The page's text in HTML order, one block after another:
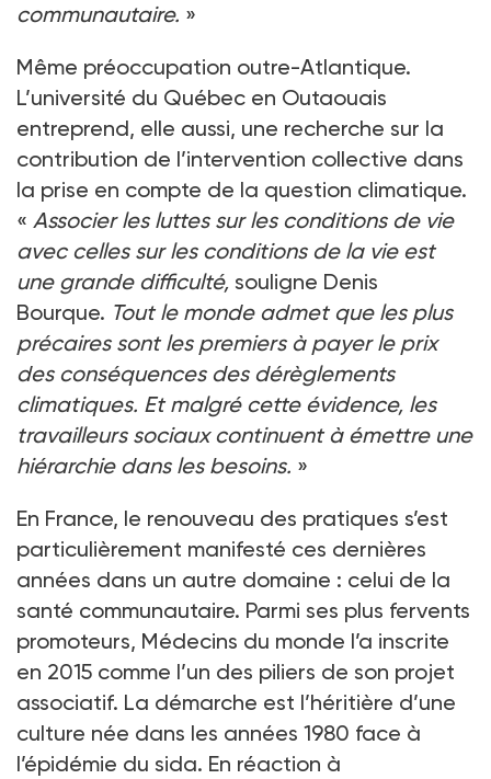
communautaire. »
Même préoccupation outre-Atlantique.
L’université du Québec en Outaouais
entreprend, elle aussi, une recherche sur la
contribution de l’intervention collective dans
la prise en compte de la question climatique.
« Associer les luttes sur les conditions de vie
avec celles sur les conditions de la vie est
une grande difficulté, souligne Denis
Bourque. Tout le monde admet que les plus
précaires sont les premiers à payer le prix
des conséquences des dérèglements
climatiques. Et malgré cette évidence, les
travailleurs sociaux continuent à émettre une
hiérarchie dans les besoins. »
En France, le renouveau des pratiques s’est
particulièrement manifesté ces dernières
années dans un autre domaine : celui de la
santé communautaire. Parmi ses plus fervents
promoteurs, Médecins du monde l’a inscrite
en 2015 comme l’un des piliers de son projet
associatif. La démarche est l’héritière d’une
culture née dans les années 1980 face à
l’épidémie du sida. En réaction à